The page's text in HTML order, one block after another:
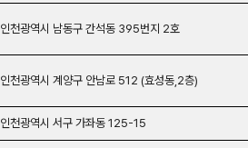
인천광역시 남동구 간석동 395번지 2호
인천광역시 계양구 안남로 512 (효성동,2층)
인천광역시 서구 가좌동 125-15